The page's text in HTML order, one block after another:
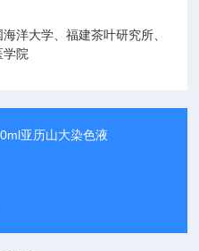
洋大学、福建茶叶研究所、
学院
亚历山大染色液